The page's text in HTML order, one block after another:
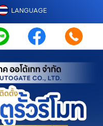
LANGUAGE